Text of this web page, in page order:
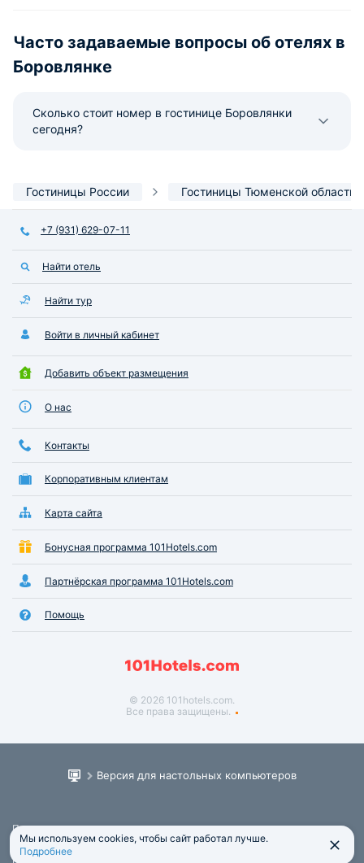
Часто задаваемые вопросы об отелях в
Боровлянке
Сколько стоит номер в гостинице Боровлянки
сегодня?
Гостиницы России Гостиницы Тюменской области
+7 (931) 629-07-11
Найти отель
Найти тур
Войти в личный кабинет
Добавить объект размещения
О нас
Контакты
Корпоративным клиентам
Карта сайта
Бонусная программа 101Hotels.com
Партнёрская программа 101Hotels.com
Помощь
© 2026 101hotels.com.
Все права защищены.
Версия для настольных компьютеров
Пользовательское соглашение
Юридическая информация
Политика обработки персональных данных
Мы используем cookies, чтобы сайт работал лучше.
Подробнее